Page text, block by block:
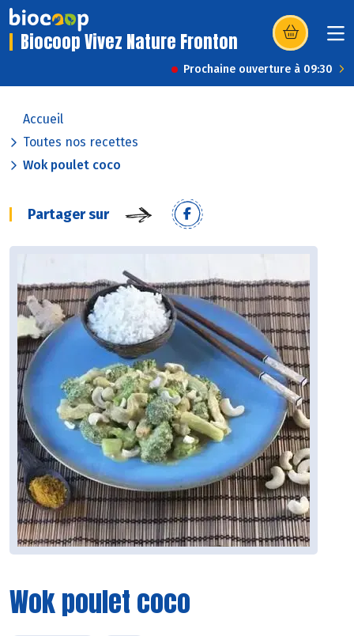
Biocoop Vivez Nature Fronton (s’ouvre dans
Prochaine ouverture à 09:30
Accueil
Toutes nos recettes
Wok poulet coco
Partager sur
Wok poulet coco